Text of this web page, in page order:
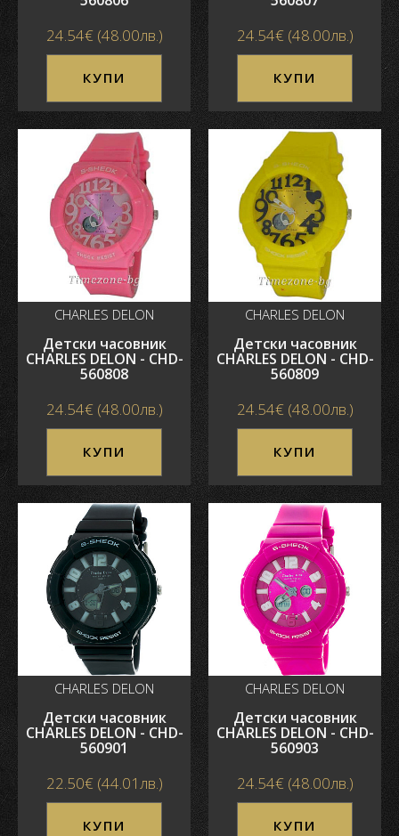
24.54€ (48.00лв.)
КУПИ
24.54€ (48.00лв.)
КУПИ
CHARLES DELON
Детски часовник
CHARLES DELON - CHD-
560808
24.54€ (48.00лв.)
КУПИ
CHARLES DELON
Детски часовник
CHARLES DELON - CHD-
560809
24.54€ (48.00лв.)
КУПИ
CHARLES DELON
Детски часовник
CHARLES DELON - CHD-
560901
22.50€ (44.01лв.)
КУПИ
CHARLES DELON
Детски часовник
CHARLES DELON - CHD-
560903
24.54€ (48.00лв.)
КУПИ